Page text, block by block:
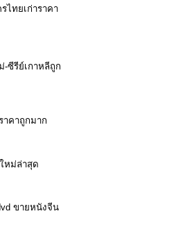
ไทยเก่าราคา
-ซีรีย์เกาหลีถูก
าคาถูกมาก
หม่ล่าสุด
ขายหนังจีน